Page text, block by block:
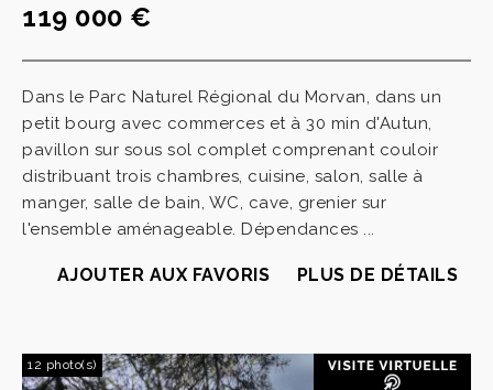
119 000 €
Dans le Parc Naturel Régional du Morvan, dans un
petit bourg avec commerces et à 30 min d'Autun,
pavillon sur sous sol complet comprenant couloir
distribuant trois chambres, cuisine, salon, salle à
manger, salle de bain, WC, cave, grenier sur
l'ensemble aménageable. Dépendances ...
AJOUTER AUX FAVORIS PLUS DE DÉTAILS
12 photo(s)